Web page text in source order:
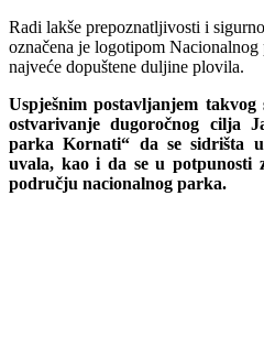
Radi lakše prepoznatljivosti i
označena je logotipom
najveće dopuštene duljine plovila.
Uspješnim postavljanjem takvog
ostvarivanje dugoročnog cilja
parka Kornati“ da se sidrišta
uvala, kao i da se u potpunosti
području nacionalnog parka.